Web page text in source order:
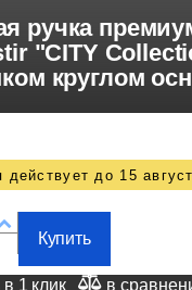
ручка
"CITY
круглом
действует до 15
Купить
в 1 клик в